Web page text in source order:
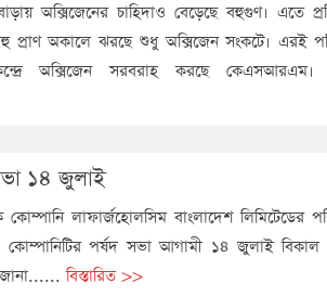
অক্সিজেনের চাহিদাও বেড়েছে বহুগুণ। এতে
প্রাণ অকালে ঝরছে শুধু অক্সিজেন সংকটে। এরই
অক্সিজেন সরবরাহ করছে কেএসআরএম।
১৪ জুলাই
লাফার্জহোলসিম বাংলাদেশ লিমিটেডের
পর্ষদ সভা আগামী ১৪ জুলাই বিকাল
জানা......বিস্তারিত >>